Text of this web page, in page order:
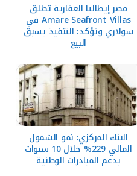
مصر إيطاليا العقارية تطلق
Amare Seafront Villas في
سولاري وتؤكد: التنفيذ يسبق
البيع
البنك المركزي: نمو الشمول
المالي 229% خلال 10 سنوات
بدعم المبادرات الوطنية